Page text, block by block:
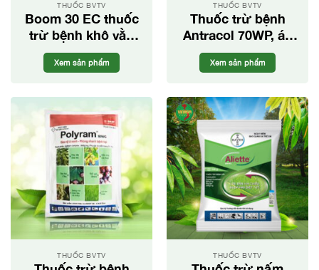
THUỐC BVTV
Boom 30 EC thuốc
trừ bệnh khô vằn
trên lúa
Xem sản phẩm
THUỐC BVTV
Thuốc trừ bệnh
Antracol 70WP, áo
giáp bảo vệ cây
trồng
Xem sản phẩm
THUỐC BVTV THUỐC BVTV